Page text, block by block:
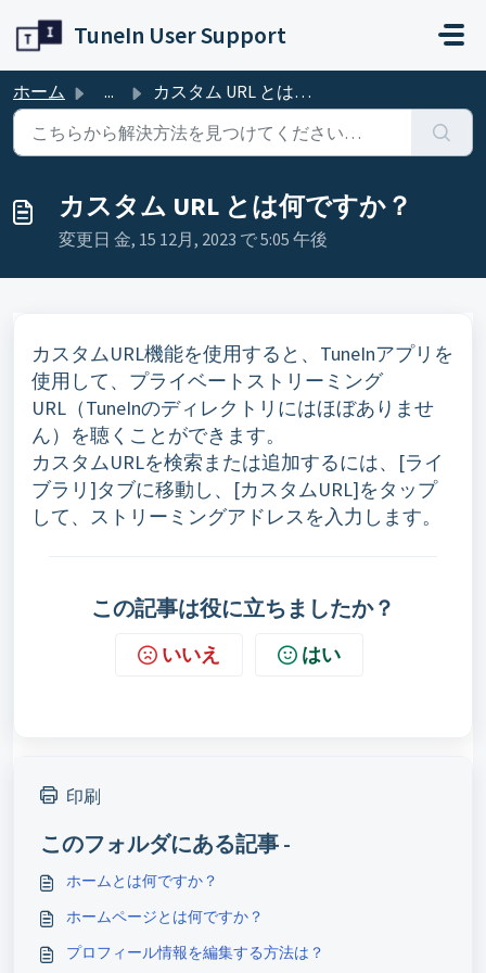
TuneIn User Support
ホーム ... カスタム URL とは何ですか？
カスタム URL とは何ですか？
変更日 金, 15 12月, 2023 で 5:05 午後
カスタムURL機能を使用すると、TuneInアプリを
使用して、プライベートストリーミング
URL（TuneInのディレクトリにはほぼありませ
ん）を聴くことができます。
カスタムURLを検索または追加するには、[ライ
ブラリ]タブに移動し、[カスタムURL]をタップ
して、ストリーミングアドレスを入力します。
この記事は役に立ちましたか？
いいえ はい
印刷
このフォルダにある記事 -
ホームとは何ですか？
ホームページとは何ですか？
プロフィール情報を編集する方法は？